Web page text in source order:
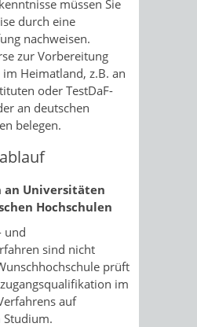
müssen Sie
durch eine
nachweisen.
zur Vorbereitung
im Heimatland, z.B. an
oder TestDaF-
an deutschen
belegen.
an Universitäten
Hochschulen
und
sind nicht
prüft
im
auf
Studium.